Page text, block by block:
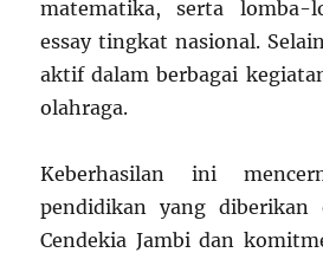
matematika, serta lomba-
essay tingkat nasional.
aktif dalam berbagai
olahraga.
Keberhasilan ini
pendidikan yang diberikan
Cendekia Jambi dan